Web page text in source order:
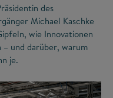
des
Michael Kaschke
wie Innovationen
und darüber, warum
je.